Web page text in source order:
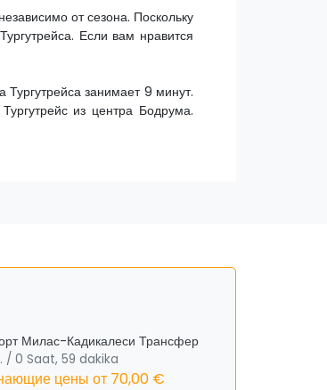
от сезона. Поскольку
Если вам нравится
занимает 9 минут.
из центра Бодрума.
Милас-Кадикалеси Трансфер
/ 0 Saat, 59 dakika
цены от 70,00 €